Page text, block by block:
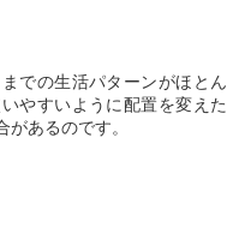
での生活パターンがほとん
やすいように配置を変えた
あるのです。